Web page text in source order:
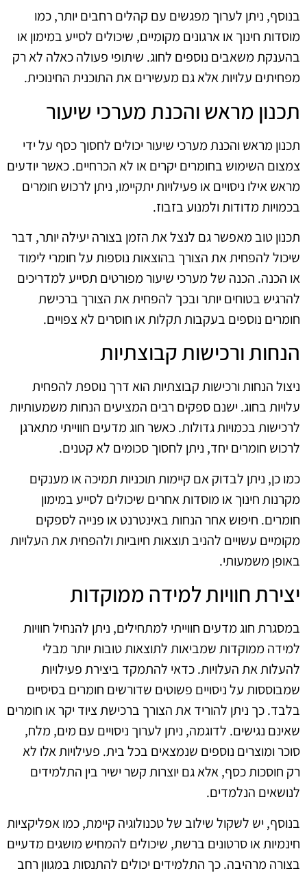
בנוסף, ניתן לערוך מפגשים עם קהלים רחבים יותר, כמו
מוסדות חינוך או ארגונים מקומיים, שיכולים לסייע במימון או
בהענקת משאבים נוספים לחוג. שיתופי פעולה כאלה לא רק
מפחיתים עלויות אלא גם מעשירים את התוכנית החינוכית.
תכנון מראש והכנת מערכי שיעור
תכנון מראש והכנת מערכי שיעור יכולים לחסוך כסף על ידי
צמצום השימוש בחומרים יקרים או לא הכרחיים. כאשר יודעים
מראש אילו ניסויים או פעילויות יתקיימו, ניתן לרכוש חומרים
בכמויות מדודות ולמנוע בזבוז.
תכנון טוב מאפשר גם לנצל את הזמן בצורה יעילה יותר, דבר
שיכול להפחית את הצורך בהוצאות נוספות על חומרי לימוד
או הכנה. הכנה של מערכי שיעור מפורטים תסייע למדריכים
להרגיש בטוחים יותר ובכך להפחית את הצורך ברכישת
חומרים נוספים בעקבות תקלות או חוסרים לא צפויים.
הנחות ורכישות קבוצתיות
ניצול הנחות ורכישות קבוצתיות הוא דרך נוספת להפחית
עלויות בחוג. ישנם ספקים רבים המציעים הנחות משמעותיות
לרכישות בכמויות גדולות. כאשר חוג מדעים חווייתי מתארגן
לרכוש חומרים יחד, ניתן לחסוך סכומים לא קטנים.
כמו כן, ניתן לבדוק אם קיימות תוכניות תמיכה או מענקים
מקרנות חינוך או מוסדות אחרים שיכולים לסייע במימון
חומרים. חיפוש אחר הנחות באינטרנט או פנייה לספקים
מקומיים עשויים להניב תוצאות חיוביות ולהפחית את העלויות
באופן משמעותי.
יצירת חוויות למידה ממוקדות
במסגרת חוג מדעים חווייתי למתחילים, ניתן להנחיל חוויות
למידה ממוקדות שמביאות לתוצאות טובות יותר מבלי
להעלות את העלויות. כדאי להתמקד ביצירת פעילויות
שמבוססות על ניסויים פשוטים שדורשים חומרים בסיסיים
בלבד. כך ניתן להוריד את הצורך ברכישת ציוד יקר או חומרים
שאינם נגישים. לדוגמה, ניתן לערוך ניסויים עם מים, מלח,
סוכר ומוצרים נוספים שנמצאים בכל בית. פעילויות אלו לא
רק חוסכות כסף, אלא גם יוצרות קשר ישיר בין התלמידים
לנושאים הנלמדים.
בנוסף, יש לשקול שילוב של טכנולוגיה קיימת, כמו אפליקציות
חינמיות או סרטונים ברשת, שיכולים להמחיש מושגים מדעיים
בצורה מרהיבה. כך התלמידים יכולים להתנסות במגוון רחב